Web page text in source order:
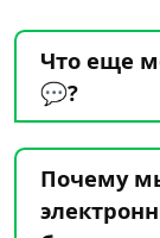
Что еще
💬?
Почему